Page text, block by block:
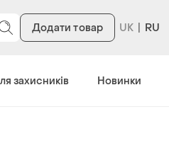
Додати товар RU
захисників Новинки